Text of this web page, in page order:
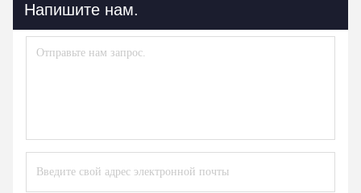
Напишите нам.